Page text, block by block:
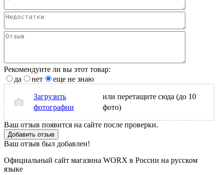
Рекомендуите ли вы этот товар:
да
нет еще не знаю
Загрузить
фотографии
или перетащите сюда (до 10
фото)
Ваш отзыв появится на сайте после проверки.
Добавить отзыв
Ваш отзыв был добавлен!
Официальный сайт магазина WORX в России на русском
языке